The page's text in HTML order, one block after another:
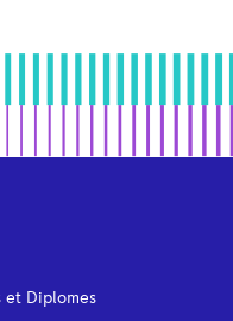
et Diplomes